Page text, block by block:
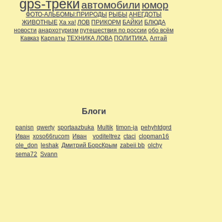
gps-треки автомобили юмор
ФОТО-АЛЬБОМЫ:ПРИРОДЫ РЫБЫ АНЕГДОТЫ
ЖИВОТНЫЕ Ха ха! ЛОВ ПРИКОРМ БАЙКИ БЛЮДА
новости анархотуризм путешествия по россии обо всём
Кавказ Карпаты ТЕХНИКА ЛОВА ПОЛИТИКА. Алтай
Блоги
panisn qwerty sportaazbuka Multik timon-ja pehyhtdgrd
Иван xoso66rucom Иван voditeltrez ctaci clopman16
ole_don leshak Дмитрий БорсКрым zabeii bb olchy
sema72 Svann